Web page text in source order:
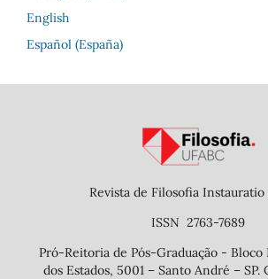
English
Español (España)
Revista de Filosofia Instauratio
ISSN 2763-7689
Pró-Reitoria de Pós-Graduação - Bloco
dos Estados, 5001 – Santo André – SP.